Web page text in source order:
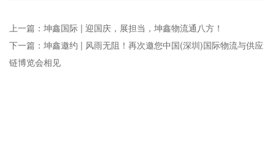
上一篇：坤鑫国际 | 迎国庆，展担当，坤鑫物流通八方！
下一篇：坤鑫邀约 | 风雨无阻！再次邀您中国(深圳)国际物流与供应
链博览会相见